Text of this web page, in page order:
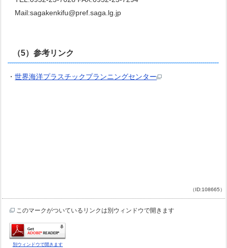
Mail:sagakenkifu@pref.saga.lg.jp
（5）参考リンク
・世界海洋プラスチックプランニングセンター
（ID:108665）
このマークがついているリンクは別ウィンドウで開きます
別ウィンドウで開きます